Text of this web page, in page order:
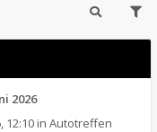
2026
12:10 in Autotreffen